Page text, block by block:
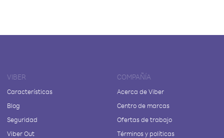
VIBER
Características
Blog
Seguridad
Viber Out
COMPAÑÍA
Acerca de Viber
Centro de marcas
Ofertas de trabajo
Términos y políticas